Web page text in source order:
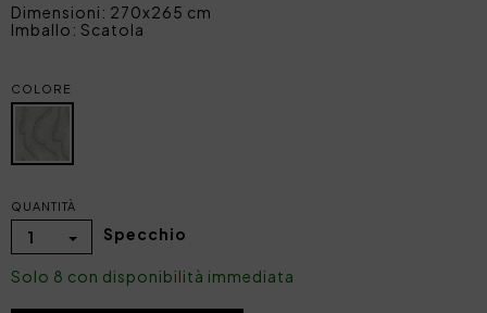
Dimensioni: 270x265 cm
Imballo: Scatola
COLORE
QUANTITÀ
1 Specchio
Solo 8 con disponibilità immediata